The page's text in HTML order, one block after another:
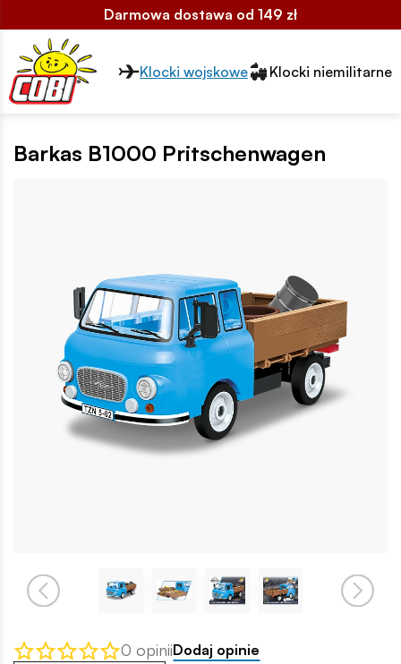
Darmowa dostawa od 149 zł
Przełącznik segmentów2
Klocki wojskowe Klocki niemilitarne
Barkas B1000 Pritschenwagen
0 opiniiDodaj opinie